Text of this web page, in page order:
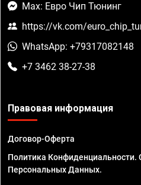
Max: Евро Чип Тюнинг
https://vk.com/
WhatsApp: +79317082148
+7 3462 38-27-38
Правовая информация
Договор-Оферта
Политика Конфиденциальности.
Персональных Данных.